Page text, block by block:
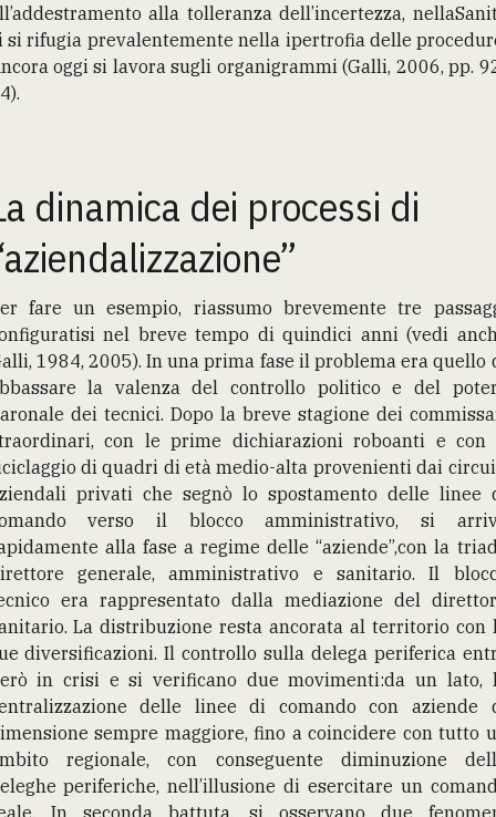
alla tolleranza dell’incertezza,
si rifugia prevalentemente nella ipertrofia delle
oggi si lavora sugli organigrammi (Galli, 2006, pp.
dinamica dei processi di
fare un esempio, riassumo brevemente tre
nel breve tempo di quindici anni (vedi
1984, 2005). In una prima fase il problema era quello
la valenza del controllo politico e del
dei tecnici. Dopo la breve stagione dei
con le prime dichiarazioni roboanti e con
di quadri di età medio-alta provenienti dai
privati che segnò lo spostamento delle linee
verso il blocco amministrativo, si
alla fase a regime delle “aziende”,con la
generale, amministrativo e sanitario. Il
era rappresentato dalla mediazione del
La distribuzione resta ancorata al territorio con
diversificazioni. Il controllo sulla delega periferica
in crisi e si verificano due movimenti:da un lato,
delle linee di comando con aziende
sempre maggiore, fino a coincidere con tutto
regionale, con conseguente diminuzione
periferiche, nell’illusione di esercitare un
In seconda battuta, si osservano due